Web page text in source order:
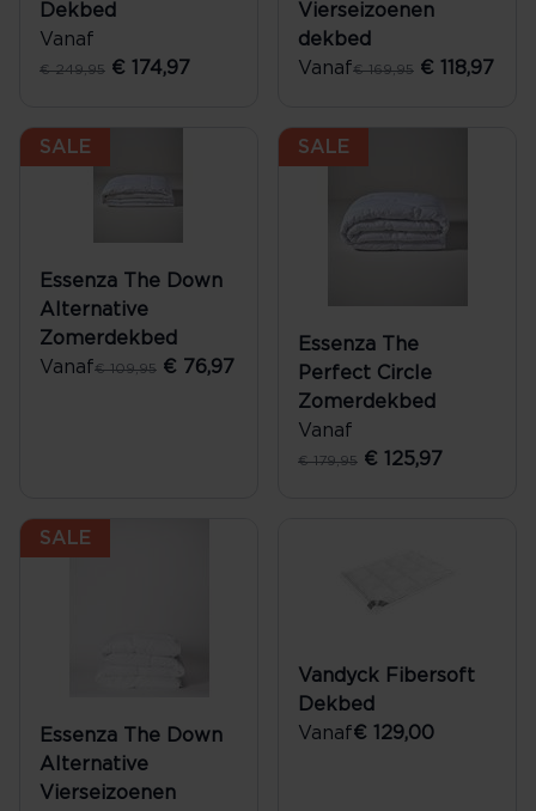
Dekbed
Vanaf
€ 249,95 € 174,97
Vierseizoenen
dekbed
Vanaf€ 169,95 € 118,97
SALE
Essenza The Down
Alternative
Zomerdekbed
Vanaf€ 109,95 € 76,97
SALE
Essenza The
Perfect Circle
Zomerdekbed
Vanaf
€ 179,95 € 125,97
SALE
Essenza The Down
Alternative
Vierseizoenen
Vandyck Fibersoft
Dekbed
Vanaf€ 129,00